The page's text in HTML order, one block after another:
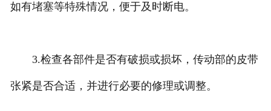
如有堵塞等特殊情况，便于及时断电。
3.检查各部件是否有破损或损坏，传动部的皮带
张紧是否合适，并进行必要的修理或调整。